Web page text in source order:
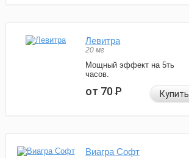
Левитра
20 мг
Мощный эффект на 5ть
часов.
от 70Р Купить
Виагра Софт